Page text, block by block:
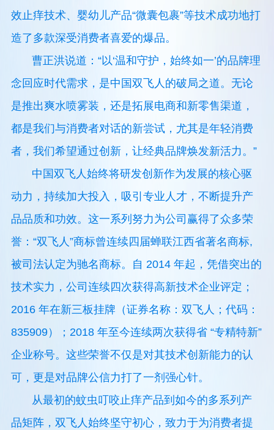
效止痒技术、婴幼儿产品“微囊包裹”等技术成功地打
造了多款深受消费者喜爱的爆品。
曹正洪说道：“以‘温和守护，始终如一’的品牌理
念回应时代需求，是中国双飞人的破局之道。无论
是推出爽水喷雾装，还是拓展电商和新零售渠道，
都是我们与消费者对话的新尝试，尤其是年轻消费
者，我们希望通过创新，让经典品牌焕发新活力。”
中国双飞人始终将研发创新作为发展的核心驱
动力，持续加大投入，吸引专业人才，不断提升产
品品质和功效。这一系列努力为公司赢得了众多荣
誉：“双飞人”商标曾连续四届蝉联江西省著名商标,
被司法认定为驰名商标。自 2014 年起，凭借突出的
技术实力，公司连续四次获得高新技术企业评定；
2016 年在新三板挂牌（证券名称：双飞人；代码：
835909）；2018 年至今连续两次获得省 “专精特新”
企业称号。这些荣誉不仅是对其技术创新能力的认
可，更是对品牌公信力打了一剂强心针。
从最初的蚊虫叮咬止痒产品到如今的多系列产
品矩阵，双飞人始终坚守初心，致力于为消费者提